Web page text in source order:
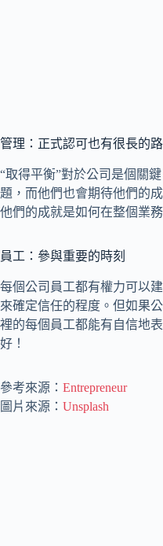
管理：正式認可也有很長的
“取得平衡”對於公司是個關
題，而他們也會期待他們的
他們的成就是如何在整個業
員工：參與重要的時刻
每個公司員工都有權力可以
來確定信任的程度。但如果
裡的每個員工都能有自信地
好！
參考來源： Entrepreneur
圖片來源： Unsplash